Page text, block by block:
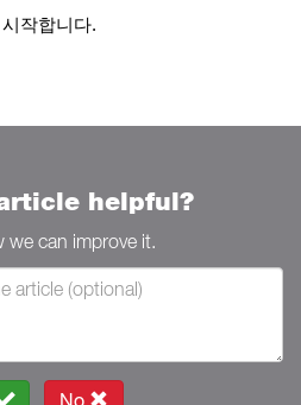
작합니다.
helpful?
we can improve it.